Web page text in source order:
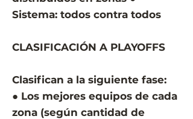
Sistema: todos contra todos
CLASIFICACIÓN A PLAYOFFS
Clasifican a la siguiente fase:
● Los mejores equipos de cada
zona (según cantidad de